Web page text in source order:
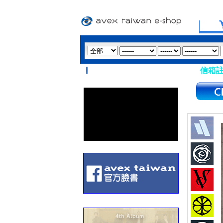
【重要提醒：請盡量避免使用 Hotmail、msn 信箱註冊會